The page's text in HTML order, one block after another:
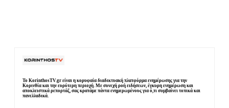
Το KorinthosTV.gr είναι η κορυφαία διαδικτυακή πλατφόρμα ενημέρωσης για την
Κορινθία και την ευρύτερη περιοχή. Με συνεχή ροή ειδήσεων, έγκυρη ενημέρωση και
αποκλειστικά ρεπορτάζ, σας κρατάμε πάντα ενημερωμένους για ό,τι συμβαίνει τοπικά και
πανελλαδικά.